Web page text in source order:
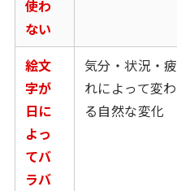
使わ
ない
絵文
字が
日に
よっ
てバ
ラバ
気分・状況・疲
れによって変わ
る自然な変化